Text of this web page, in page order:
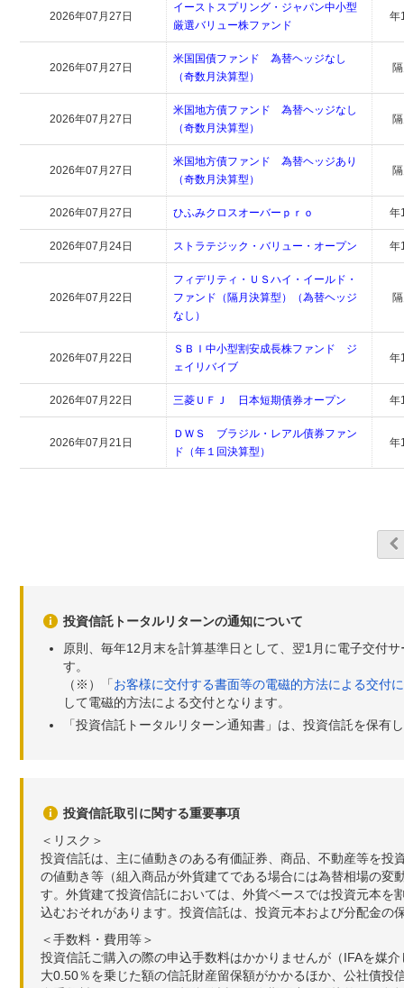
2026年07月27日
イーストスプリング・ジャパン中小型
厳選バリュー株ファンド
年
2026年07月27日
米国国債ファンド 為替ヘッジなし
（奇数月決算型）
2026年07月27日
米国地方債ファンド 為替ヘッジなし
（奇数月決算型）
2026年07月27日
米国地方債ファンド 為替ヘッジあり
（奇数月決算型）
2026年07月27日 ひふみクロスオーバーｐｒｏ 年
2026年07月24日 ストラテジック・バリュー・オープン 年
2026年07月22日
フィデリティ・ＵＳハイ・イールド・
ファンド（隔月決算型）（為替ヘッジ
なし）
2026年07月22日
ＳＢＩ中小型割安成長株ファンド ジ
ェイリバイブ
年
2026年07月22日 三菱ＵＦＪ 日本短期債券オープン 年
2026年07月21日
ＤＷＳ ブラジル・レアル債券ファン
ド（年１回決算型）
年
投資信託トータルリターンの通知について
原則、毎年12月末を計算基準日として、翌1月に電子交付
す。
（※）「お客様に交付する書面等の電磁的方法による交付
して電磁的方法による交付となります。
「投資信託トータルリターン通知書」は、投資信託を保有
投資信託取引に関する重要事項
＜リスク＞
投資信託は、主に値動きのある有価証券、商品、不動産等を
の値動き等（組入商品が外貨建てである場合には為替相場の
す。外貨建て投資信託においては、外貨ベースでは投資元本
込むおそれがあります。投資信託は、投資元本および分配金の
＜手数料・費用等＞
投資信託ご購入の際の申込手数料はかかりませんが（IFAを媒
大0.50％を乗じた額の信託財産留保額がかかるほか、公社債